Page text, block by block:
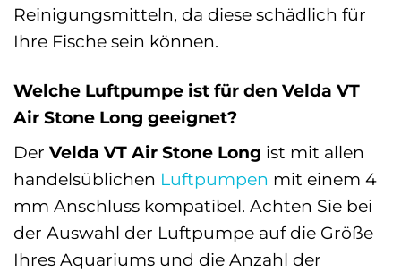
Reinigungsmitteln, da diese schädlich für
Ihre Fische sein können.
Welche Luftpumpe ist für den Velda VT
Air Stone Long geeignet?
Der Velda VT Air Stone Long ist mit allen
handelsüblichen Luftpumpen mit einem 4
mm Anschluss kompatibel. Achten Sie bei
der Auswahl der Luftpumpe auf die Größe
Ihres Aquariums und die Anzahl der